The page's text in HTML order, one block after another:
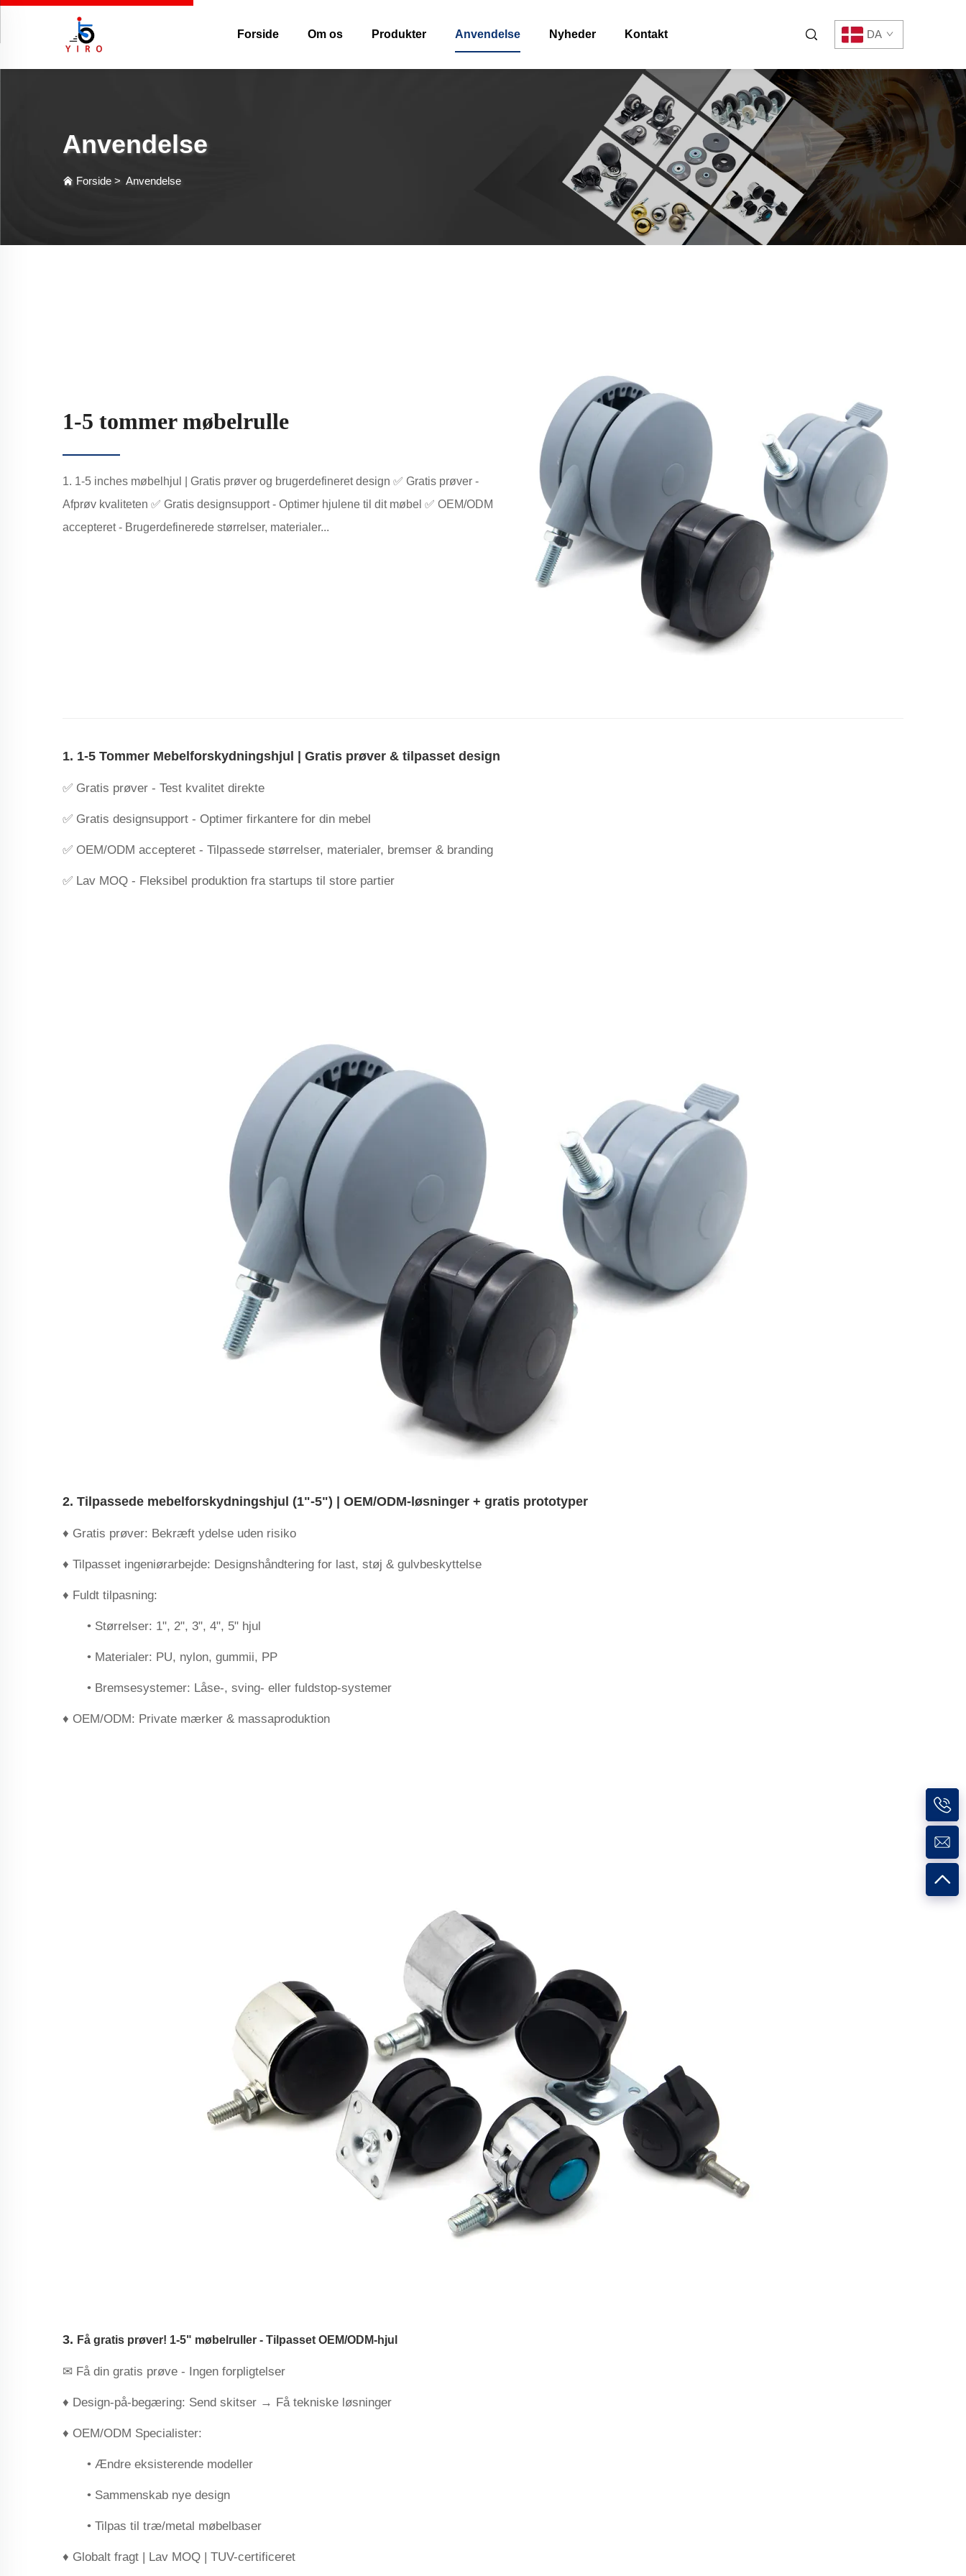
Forside Om os Produkter Anvendelse Nyheder Kontakt DA
Anvendelse
Forside > Anvendelse
1-5 tommer møbelrulle
1. 1-5 inches møbelhjul | Gratis prøver og brugerdefineret design ✅ Gratis prøver -
Afprøv kvaliteten ✅ Gratis designsupport - Optimer hjulene til dit møbel ✅ OEM/ODM
accepteret - Brugerdefinerede størrelser, materialer...
1. 1-5 Tommer Mebelforskydningshjul | Gratis prøver & tilpasset design
✅ ‌Gratis prøver‌ - Test kvalitet direkte
✅ ‌Gratis designsupport‌ - Optimer firkantere for din mebel
✅ ‌OEM/ODM accepteret‌ - Tilpassede størrelser, materialer, bremser & branding
✅ ‌Lav MOQ‌ - Fleksibel produktion fra startups til store partier
2. Tilpassede mebelforskydningshjul (1"-5") | OEM/ODM-løsninger + gratis prototyper
♦ ‌Gratis prøver‌: Bekræft ydelse uden risiko
‌♦ Tilpasset ingeniørarbejde‌: Designshåndtering for last, støj & gulvbeskyttelse
‌♦ Fuldt tilpasning‌:
• Størrelser: 1", 2", 3", 4", 5" hjul
• Materialer: PU, nylon, gummii, PP
• Bremsesystemer: Låse-, sving- eller fuldstop-systemer
‌♦ OEM/ODM‌: Private mærker & massaproduktion
‌3. Få gratis prøver! 1-5" møbelruller - Tilpasset OEM/ODM-hjul
✉ ‌Få din gratis prøve‌ - Ingen forpligtelser
♦ Design-på-begæring‌: Send skitser → Få tekniske løsninger
♦ ‌OEM/ODM Specialister‌:
• Ændre eksisterende modeller
• Sammenskab nye design
• Tilpas til træ/metal møbelbaser
♦ Globalt fragt | Lav MOQ | TUV-certificeret